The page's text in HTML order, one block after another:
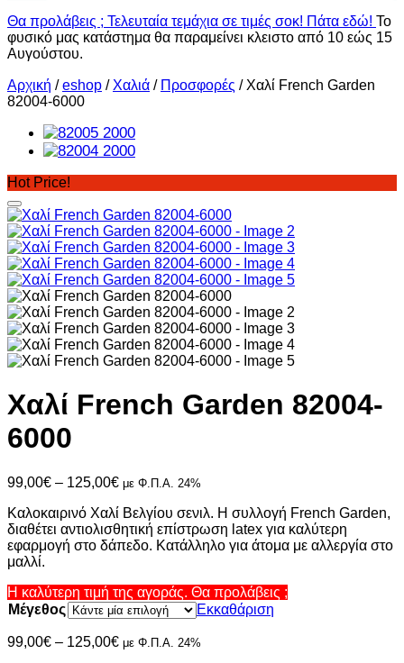
Θα προλάβεις ; Τελευταία τεμάχια σε τιμές σοκ! Πάτα εδώ! Το
φυσικό μας κατάστημα θα παραμείνει κλειστο από 10 εώς 15
Αυγούστου.
Αρχική /eshop / Χαλιά / Προσφορές / Χαλί French Garden
82004-6000
Hot Price!
Χαλί French Garden 82004-
6000
99,00€ – 125,00€Price
99,00€
through
125,00€
με Φ.Π.Α. 24%
Καλοκαιρινό Χαλί Βελγίου σενιλ. Η συλλογή French Garden,
διαθέτει αντιολισθητική επίστρωση latex για καλύτερη
εφαρμογή στο δάπεδο. Κατάλληλο για άτομα με αλλεργία στο
μαλλί.
Η καλύτερη τιμή της αγοράς. Θα προλάβεις ;
Μέγεθος
Εκκαθάριση
99,00€ – 125,00€Price
με Φ.Π.Α. 24%